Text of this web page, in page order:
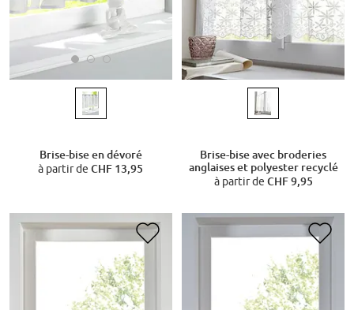
Brise-bise en dévoré
à partir deCHF 13,95
Brise-bise avec broderies
anglaises et polyester recyclé
à partir de CHF 9,95